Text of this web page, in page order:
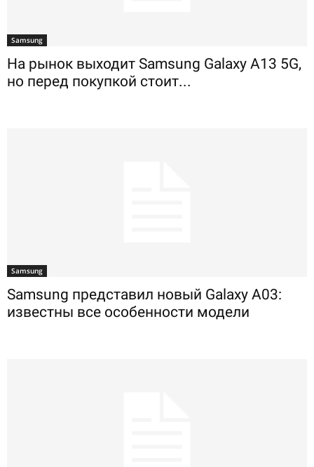
Samsung
На рынок выходит Samsung Galaxy A13 5G,
но перед покупкой стоит...
Samsung
Samsung представил новый Galaxy A03:
известны все особенности модели